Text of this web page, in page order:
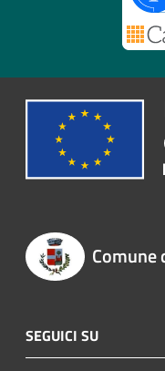
Comune
SEGUICI SU